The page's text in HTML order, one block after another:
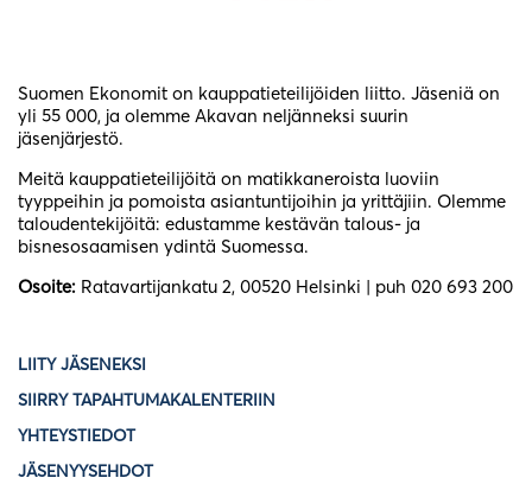
Suomen Ekonomit on kauppatieteilijöiden liitto. Jäseniä on
yli 55 000, ja olemme Akavan neljänneksi suurin
jäsenjärjestö.
Meitä kauppatieteilijöitä on matikkaneroista luoviin
tyyppeihin ja pomoista asiantuntijoihin ja yrittäjiin. Olemme
taloudentekijöitä: edustamme kestävän talous- ja
bisnesosaamisen ydintä Suomessa.
Osoite: Ratavartijankatu 2, 00520 Helsinki | puh 020 693 200
LIITY JÄSENEKSI
SIIRRY TAPAHTUMAKALENTERIIN
YHTEYSTIEDOT
JÄSENYYSEHDOT